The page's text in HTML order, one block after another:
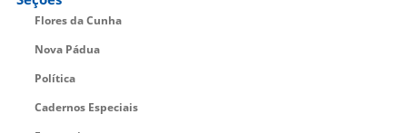
Flores da Cunha
Nova Pádua
Política
Cadernos Especiais